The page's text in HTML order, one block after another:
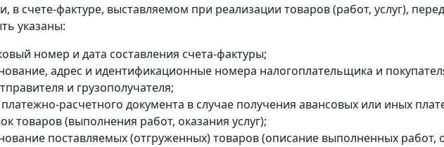
в счете-фактуре, выставляемом при реализации товаров (работ, услуг),
указаны:
номер и дата составления счета-фактуры;
адрес и идентификационные номера налогоплательщика и
и грузополучателя;
расчетного документа в случае получения авансовых или иных
товаров (выполнения работ, оказания услуг);
поставляемых (отгруженных) товаров (описание выполненных работ,